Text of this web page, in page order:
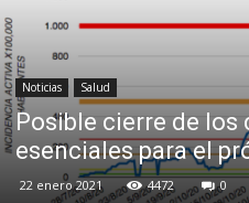
Noticias Salud
Posible cierre de los
esenciales para el
22 enero 2021 4472 0